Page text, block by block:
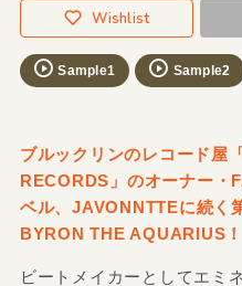
Wishlist
Sample1 Sample2
ブルックリンのレコード屋
RECORDS」のオーナー・
ベル、JAVONNTTEに続く
BYRON THE AQUARIUS！
ビートメイカーとしてエミ